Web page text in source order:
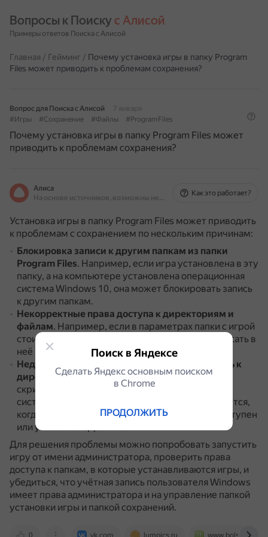
Вопросы к Поиску с Алисой
Примеры ответов Поиска с Алисой
Главная / Гейминг / Почему установка игры в папку Program
Files может приводить к проблемам сохранения?
Вопрос для Поиска с Алисой
7 января
#Игры
#Сохранение #Файлы #ProgramFiles
Почему установка игры в папку Program Files может
приводить к проблемам сохранения?
Алиса
На основе источников, возможны неточности
Как это работает?
Установка игры в папку Program Files может приводить
к проблемам с сохранением по нескольким причинам:
Блокировка записи к другим папкам из папки
Program Files. Например, если игра установлена в эту
папку, а на компьютере установлена операционная
система Windows 10, она может блокировать запись
к другим папкам.
Некорректные права доступа к директориям и
файлам. Например, если в параметрах папки с игрой
стоит атрибут «Только для чтения», ничего записать в
неё не получится.
Недоступный или некорректно указанный путь к
директории с сохранениями.Все сохранения и
скриншоты находятся в отдельной папке на
системном локальном диске.
Проблема появляется,
когда путь к директории с этими данными недоступен
или указан некорректно.
Для решения проблемы можно попробовать запустить
игру от имени администратора, проверить права
доступа к папкам, в которые устанавливаются игры, и
убедиться, что учётная запись пользователя Windows
имеет права администратора и на управление папкой
установки игры и папкой сохранений.
0 vk.com lumpics.ru
Поиск в Яндексе
Сделать Яндекс основным поиском
в Сhrome
ПРОДОЛЖИТЬ